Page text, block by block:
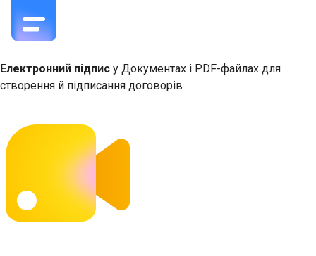
Електронний підпис у Документах і PDF-файлах для
створення й підписання договорів